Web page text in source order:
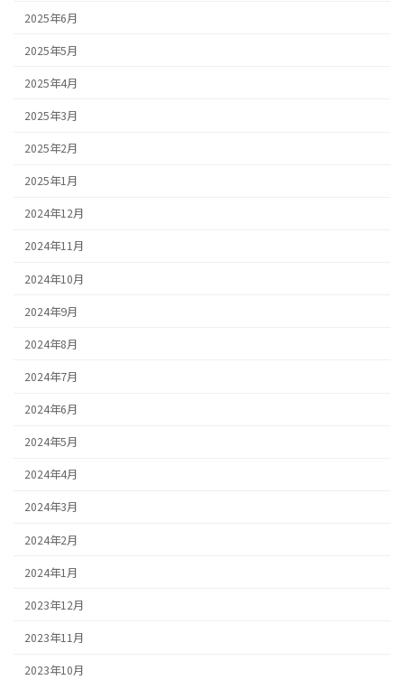
2025年6月
2025年5月
2025年4月
2025年3月
2025年2月
2025年1月
2024年12月
2024年11月
2024年10月
2024年9月
2024年8月
2024年7月
2024年6月
2024年5月
2024年4月
2024年3月
2024年2月
2024年1月
2023年12月
2023年11月
2023年10月